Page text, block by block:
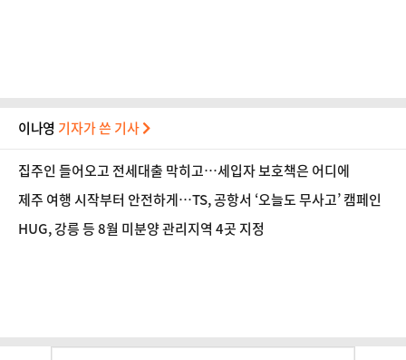
이나영 기자가 쓴 기사
집주인 들어오고 전세대출 막히고…세입자 보호책은 어디에
제주 여행 시작부터 안전하게…TS, 공항서 ‘오늘도 무사고’ 캠페인
HUG, 강릉 등 8월 미분양 관리지역 4곳 지정